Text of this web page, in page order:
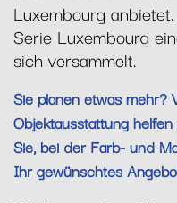
Luxembourg
Serie Luxembourg
sich versammelt.
Sie planen etwas mehr?
Objektausstattung
Sie, bei der Farb- und
Ihr gewünschtes